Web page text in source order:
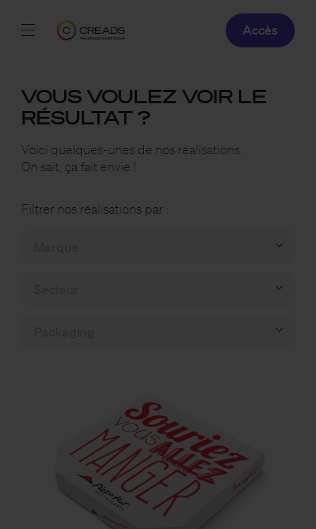
Offres
À propos
Accès
VOUS VOULEZ VOIR LE
RÉSULTAT ?
Voici quelques-unes de nos réalisations.
On sait, ça fait envie !
Filtrer nos réalisations par :